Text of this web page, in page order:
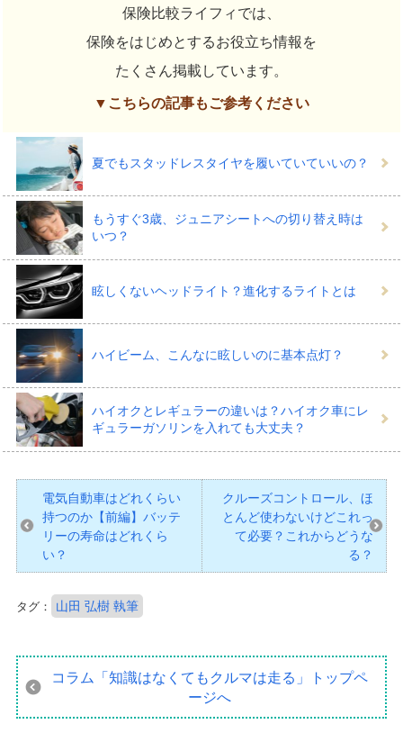
保険比較ライフィでは、
保険をはじめとするお役立ち情報を
たくさん掲載しています。
▼こちらの記事もご参考ください
夏でもスタッドレスタイヤを履いていていいの？
もうすぐ3歳、ジュニアシートへの切り替え時は
いつ？
眩しくないヘッドライト？進化するライトとは
ハイビーム、こんなに眩しいのに基本点灯？
ハイオクとレギュラーの違いは？ハイオク車にレ
ギュラーガソリンを入れても大丈夫？
電気自動車はどれくらい
持つのか【前編】バッテ
リーの寿命はどれくら
い？
クルーズコントロール、ほ
とんど使わないけどこれっ
て必要？これからどうな
る？
タグ： 山田 弘樹 執筆
コラム「知識はなくてもクルマは走る」
トップペ
ージへ